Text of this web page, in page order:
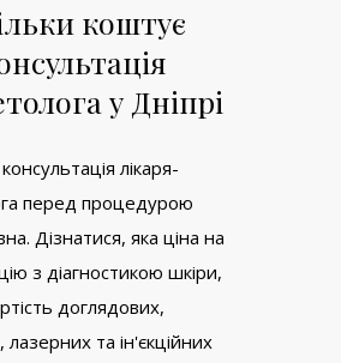
коштує
у Дніпрі
лікаря-
перед процедурою
Дізнатися, яка ціна на
з діагностикою шкіри,
доглядових,
лазерних та ін'єкційних